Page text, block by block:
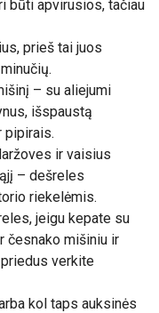
būti apvirusios, tačiau
prieš tai juos
– su aliejumi
išspaustą
pipirais.
ir vaisius
– dešreles
riekelėmis.
jeigu kepate su
česnako mišiniu ir
verkite
kol taps auksinės